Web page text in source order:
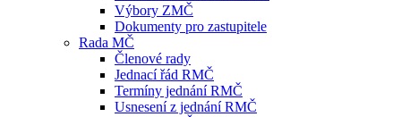
Výbory ZMČ
Dokumenty pro zastupitele
Rada MČ
Členové rady
Jednací řád RMČ
Termíny jednání RMČ
Usnesení z jednání RMČ